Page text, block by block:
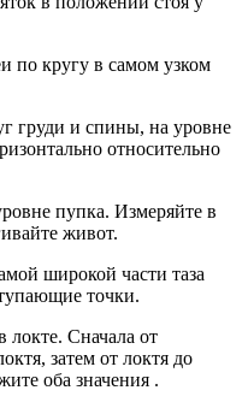
по кругу в самом узком
груди и спины, на уровне
относительно
пупка. Измеряйте в
живот.
широкой части таза
точки.
локте. Сначала от
затем от локтя до
оба значения .